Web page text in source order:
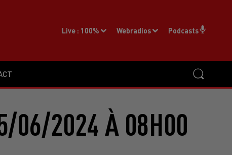
Live : 100% Webradios Podcasts
06/2024 À 08H00